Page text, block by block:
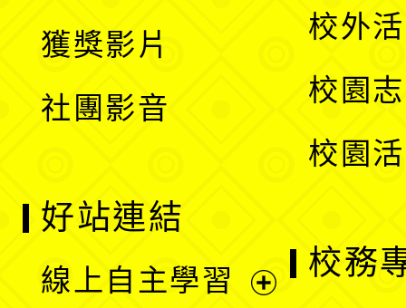
獲獎影片
社團影音
校外
校園
校園
好站連結
線上自主學習
校務